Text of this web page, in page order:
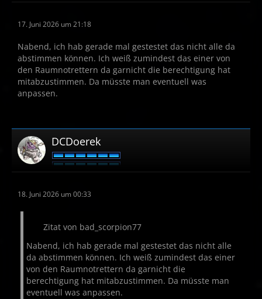
17. Juni 2026 um 21:18
Nabend, ich hab gerade mal gestestet das nicht alle da
abstimmen können. Ich weiß zumindest das einer von
den Raumnotrettern da garnicht die berechtigung hat
mitabzustimmen. Da müsste man eventuell was
anpassen.
DCDoerek
18. Juni 2026 um 00:33
Zitat von bad_scorpion77
Nabend, ich hab gerade mal gestestet das nicht alle
da abstimmen können. Ich weiß zumindest das einer
von den Raumnotrettern da garnicht die
berechtigung hat mitabzustimmen. Da müsste man
eventuell was anpassen.